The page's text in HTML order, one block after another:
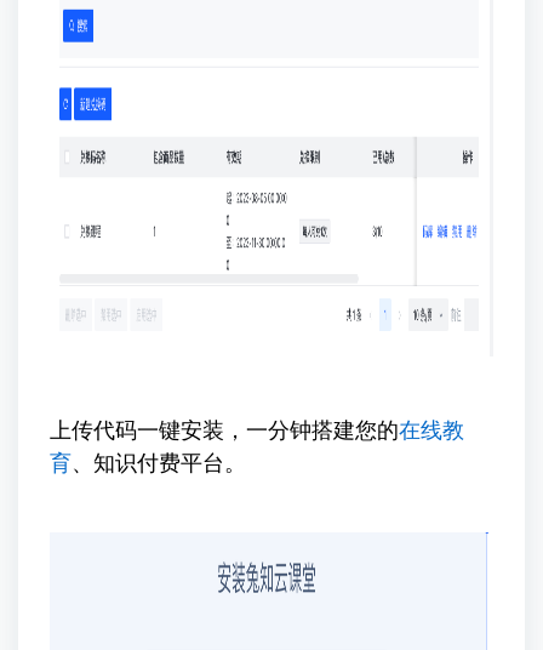
上传代码一键安装，一分钟搭建您的在线教
育、知识付费平台。